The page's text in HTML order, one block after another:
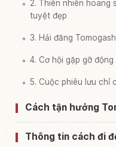
2. Thiên nhiên hoang
tuyệt đẹp
3. Hải đăng
4. Cơ hội gặp gỡ
5. Cuộc phiêu lưu chỉ
Cách tận hưởng
Thông tin cách đi